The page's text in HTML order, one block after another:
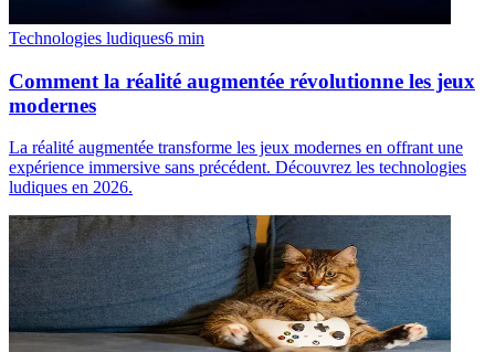
Technologies ludiques6 min
Comment la réalité augmentée révolutionne les jeux
modernes
La réalité augmentée transforme les jeux modernes en offrant une
expérience immersive sans précédent. Découvrez les technologies
ludiques en 2026.